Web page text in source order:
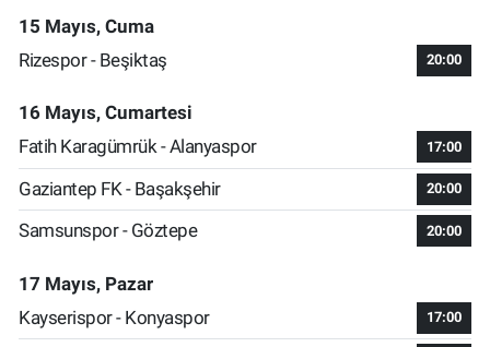
15 Mayıs, Cuma
Rizespor - Beşiktaş
20:00
16 Mayıs, Cumartesi
Fatih Karagümrük - Alanyaspor
17:00
Gaziantep FK - Başakşehir 20:00
Samsunspor - Göztepe 20:00
17 Mayıs, Pazar
Kayserispor - Konyaspor
17:00